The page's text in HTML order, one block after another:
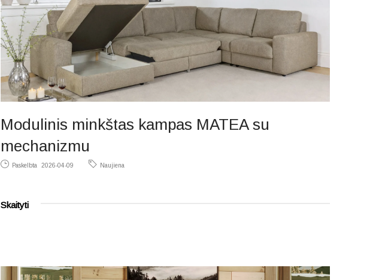
Modulinis minkštas kampas MATEA su
mechanizmu
Paskelbta 2026-04-09 Naujiena
Skaityti